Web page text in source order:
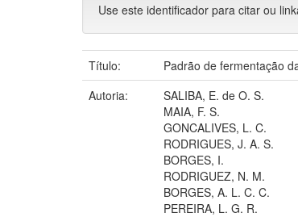
Use este identificador para citar ou
Título:
Padrão de fermentação
Autoria:
SALIBA, E. de O. S.
MAIA, F. S.
GONCALIVES, L. C.
RODRIGUES, J. A. S.
BORGES, I.
RODRIGUEZ, N. M.
BORGES, A. L. C. C.
PEREIRA, L. G. R.